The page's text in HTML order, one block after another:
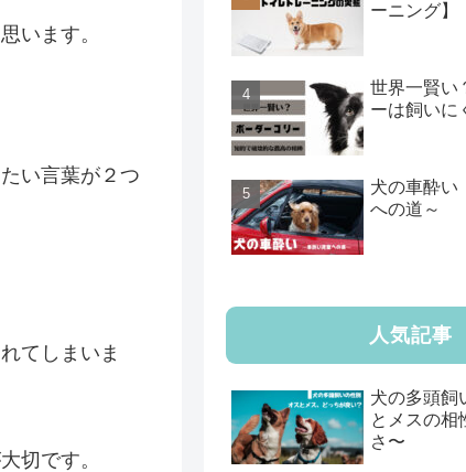
います。
い言葉が２つ
てしまいま
切です。
ーニング】
世界一賢い
ーは飼いに
犬の車酔
への道～
人気記事
犬の多頭飼
とメスの相
さ〜